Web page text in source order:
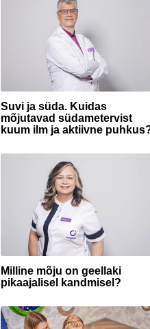
Suvi ja süda. Kuidas
mõjutavad südametervist
kuum ilm ja aktiivne
Milline mõju on geellaki
pikaajalisel kandmisel?